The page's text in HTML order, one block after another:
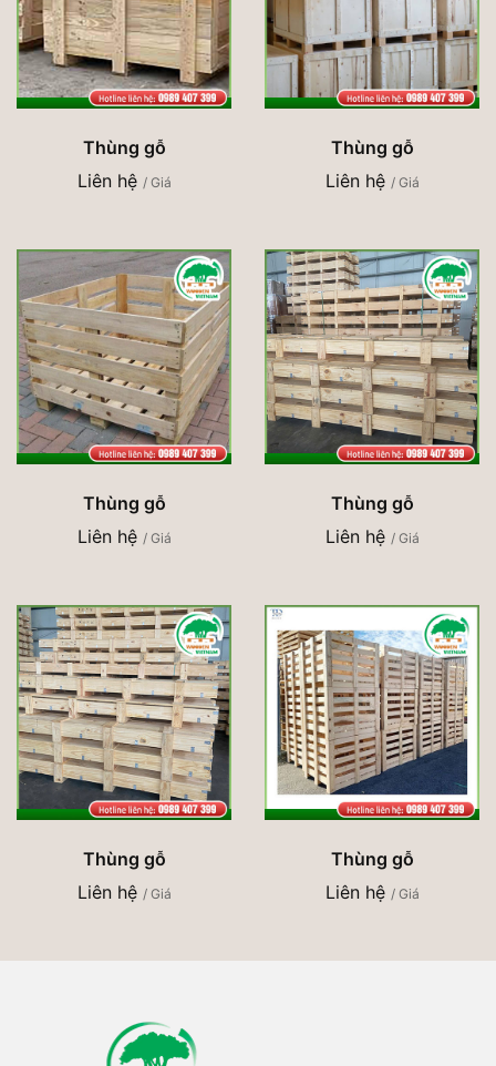
Thùng gỗ
Liên hệ / Giá
Thùng gỗ
Liên hệ / Giá
Thùng gỗ
Liên hệ / Giá
Thùng gỗ
Liên hệ / Giá
Thùng gỗ
Liên hệ / Giá
Thùng gỗ
Liên hệ / Giá